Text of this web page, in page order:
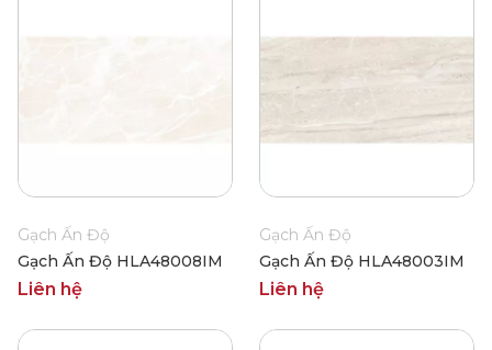
Gạch Ấn Độ
Gạch Ấn Độ HLA48008IM
Liên hệ
Gạch Ấn Độ
Gạch Ấn Độ HLA48003IM
Liên hệ